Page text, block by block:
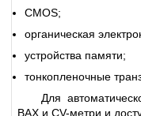
CMOS;
органическая
устройства памяти;
тонкопленочные
Для
ВАХ и CV-метри и